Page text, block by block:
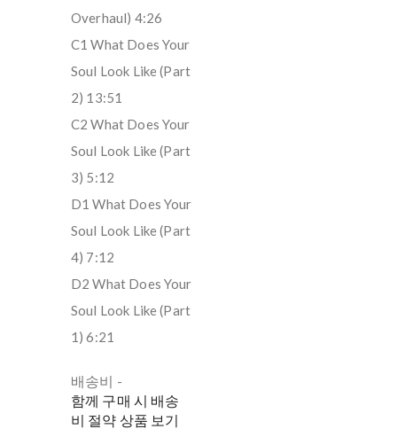
Overhaul) 4:26
C1 What Does Your
Soul Look Like (Part
2) 13:51
C2 What Does Your
Soul Look Like (Part
3) 5:12
D1 What Does Your
Soul Look Like (Part
4) 7:12
D2 What Does Your
Soul Look Like (Part
1) 6:21
배송비 -
함께 구매 시 배송
비 절약 상품 보기